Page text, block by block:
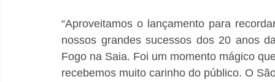
“Aproveitamos o lançamento para
nossos grandes sucessos dos 20 anos
Fogo na Saia. Foi um momento mágico
recebemos muito carinho do público. O